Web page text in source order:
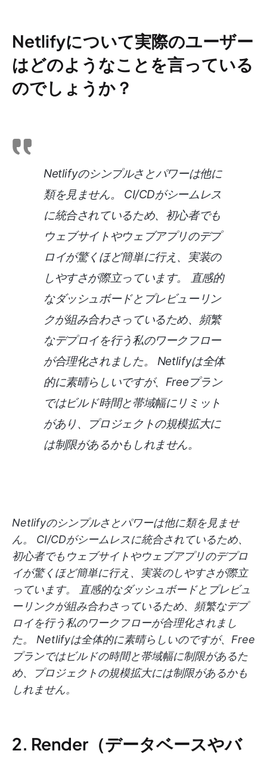
Netlifyについて実際のユーザー
はどのようなことを言っている
のでしょうか？
Netlifyのシンプルさとパワーは他に
類を見ません。 CI/CDがシームレス
に統合されているため、初心者でも
ウェブサイトやウェブアプリのデプ
ロイが驚くほど簡単に行え、実装の
しやすさが際立っています。 直感的
なダッシュボードとプレビューリン
クが組み合わさっているため、頻繁
なデプロイを行う私のワークフロー
が合理化されました。 Netlifyは全体
的に素晴らしいですが、Freeプラン
ではビルド時間と帯域幅にリミット
があり、プロジェクトの規模拡大に
は制限があるかもしれません。
Netlifyのシンプルさとパワーは他に類を見ませ
ん。 CI/CDがシームレスに統合されているため、
初心者でもウェブサイトやウェブアプリのデプロ
イが驚くほど簡単に行え、実装のしやすさが際立
っています。 直感的なダッシュボードとプレビュ
ーリンクが組み合わさっているため、頻繁なデプ
ロイを行う私のワークフローが合理化されまし
た。 Netlifyは全体的に素晴らしいのですが、Free
プランではビルドの時間と帯域幅に制限があるた
め、プロジェクトの規模拡大には制限があるかも
しれません。
2. Render（データベースやバ